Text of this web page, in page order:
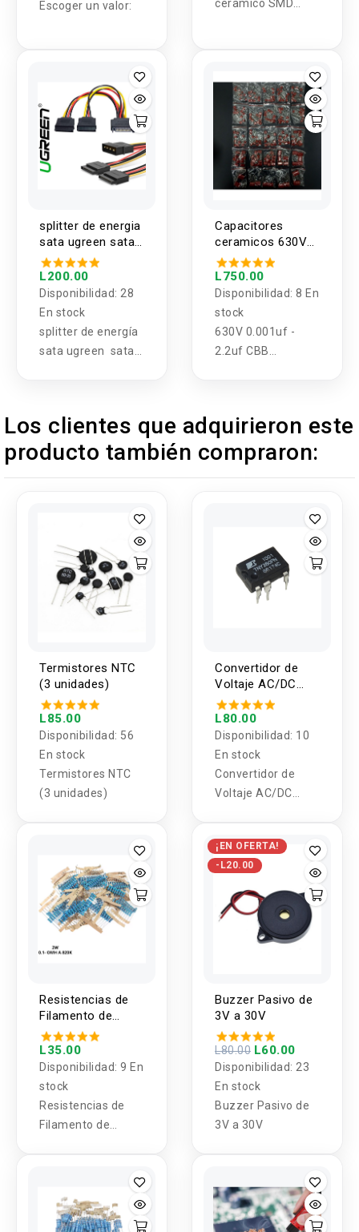
0805
Escoger un valor:
ceramico SMD
splitter de energia
sata ugreen sata
4 / 15 pin a 15 pin
L200.00
Disponibilidad: 28
En stock
splitter de energía
sata ugreen sata 4
Capacitores
ceramicos 630V
25 valores 0.001uf
- 2.2uf (200
unidades)
L750.00
Disponibilidad: 8 En
stock
630V 0.001uf -
2.2uf CBB
valores 200pcs
Los clientes que adquirieron este
producto también compraron:
Termistores NTC
(3 unidades)
L85.00
Disponibilidad: 56
En stock
Termistores NTC
(3 unidades)
Convertidor de
Voltaje AC/DC
TNY280PN (DIP)
L80.00
Disponibilidad: 10
En stock
Convertidor de
Voltaje AC/DC
Resistencias de
Filamento de
Carbon 2W 1% 1
Valor (5 Unidades)
L35.00
Disponibilidad: 9 En
stock
Resistencias de
Filamento de
¡EN OFERTA!
-L20.00
Buzzer Pasivo de
3V a 30V
L80.00 L60.00
Disponibilidad: 23
En stock
Buzzer Pasivo de
3V a 30V